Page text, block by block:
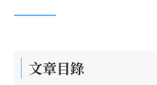
文章目錄